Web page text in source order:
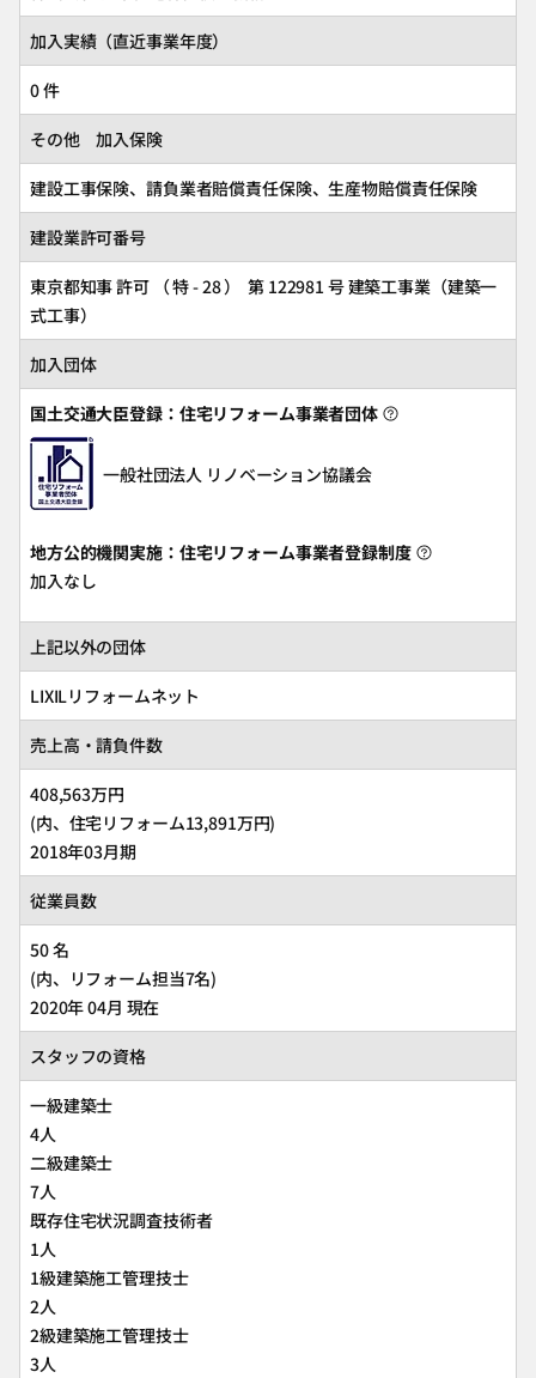
加入実績（直近事業年度）
0 件
その他 加入保険
建設工事保険、請負業者賠償責任保険、生産物賠償責任保険
建設業許可番号
東京都知事 許可 （ 特 - 28 ） 第 122981 号 建築工事業（建築一
式工事）
加入団体
国土交通大臣登録：住宅リフォーム事業者団体
一般社団法人 リノベーション協議会
地方公的機関実施：住宅リフォーム事業者登録制度
加入なし
上記以外の団体
LIXILリフォームネット
売上高・請負件数
408,563万円
(内、住宅リフォーム13,891万円)
2018年03月期
従業員数
50 名
(内、リフォーム担当7名)
2020年 04月 現在
スタッフの資格
一級建築士
4人
二級建築士
7人
既存住宅状況調査技術者
1人
1級建築施工管理技士
2人
2級建築施工管理技士
3人